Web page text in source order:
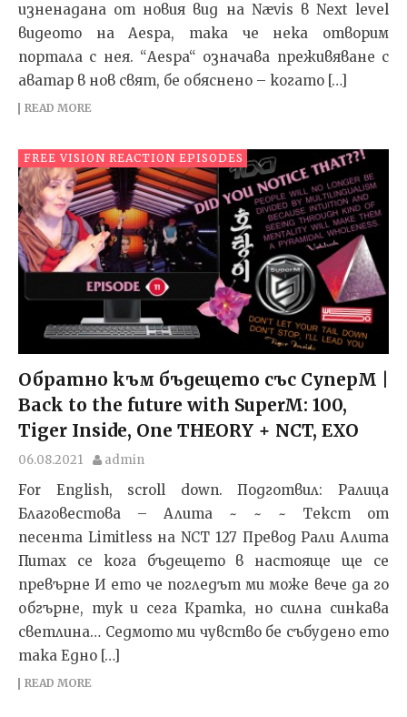
изненадана от новия вид на Nævis в Next level
видеото на Aespa, така че нека отворим
портала с нея. “Aespa“ означава преживяване с
аватар в нов свят, бе обяснено – когато […]
READ MORE
FREE VISION REACTION EPISODES
Обратно към бъдещето със СуперМ |
Back to the future with SuperM: 100,
Tiger Inside, One THEORY + NCT, EXO
06.08.2021 admin
For English, scroll down. Подготвил: Ралица
Благовестова – Алита ~ ~ ~ Текст от
песента Limitless на NCT 127 Превод Рали Алита
Питах се кога бъдещето в настояще ще се
превърне И ето че погледът ми може вече да го
обгърне, тук и сега Кратка, но силна синкава
светлина… Седмото ми чувство бе събудено ето
така Едно […]
READ MORE